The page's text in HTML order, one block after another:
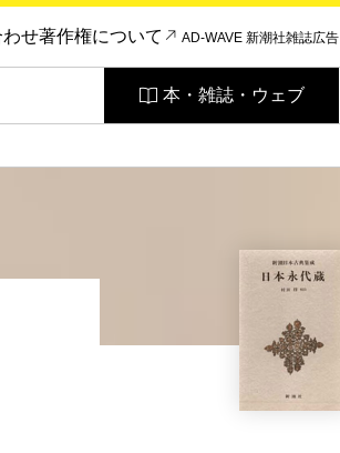
わせ著作権について AD-WAVE 新潮社雑誌広告
本・雑誌・ウェブ